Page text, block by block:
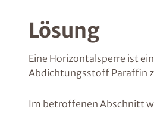
Lösung
Eine Horizontalsperre ist
Abdichtungsstoff Paraffin
Im betroffenen Abschnitt